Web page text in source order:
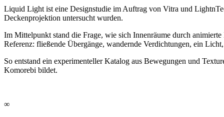
Liquid Light ist eine Designstudie im Auftrag von Vitra und
Deckenprojektion untersucht wurden.
Im Mittelpunkt stand die Frage, wie sich Innenräume durch
Referenz: fließende Übergänge, wandernde Verdichtungen, ein
So entstand ein experimenteller Katalog aus Bewegungen und
Komorebi bildet.
∞